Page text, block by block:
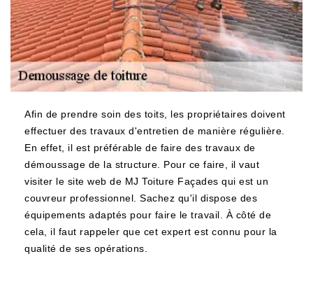
Afin de prendre soin des toits, les propriétaires doivent
effectuer des travaux d'entretien de manière régulière.
En effet, il est préférable de faire des travaux de
démoussage de la structure. Pour ce faire, il vaut
visiter le site web de MJ Toiture Façades qui est un
couvreur professionnel. Sachez qu'il dispose des
équipements adaptés pour faire le travail. À côté de
cela, il faut rappeler que cet expert est connu pour la
qualité de ses opérations.